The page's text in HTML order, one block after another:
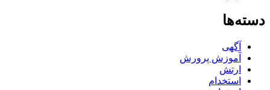
دسته‌ها
آگهی
آموزش پرورش
ارتش
استخدام